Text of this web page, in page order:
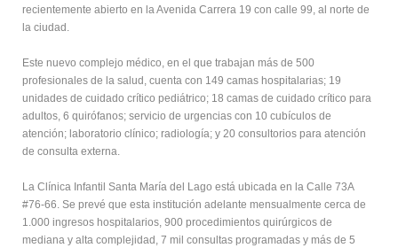
recientemente abierto en la Avenida Carrera 19 con calle 99, al norte de
la ciudad.
Este nuevo complejo médico, en el que trabajan más de 500
profesionales de la salud, cuenta con 149 camas hospitalarias; 19
unidades de cuidado crítico pediátrico; 18 camas de cuidado crítico para
adultos, 6 quirófanos; servicio de urgencias con 10 cubículos de
atención; laboratorio clínico; radiología; y 20 consultorios para atención
de consulta externa.
La Clínica Infantil Santa María del Lago está ubicada en la Calle 73A
#76-66. Se prevé que esta institución adelante mensualmente cerca de
1.000 ingresos hospitalarios, 900 procedimientos quirúrgicos de
mediana y alta complejidad, 7 mil consultas programadas y más de 5